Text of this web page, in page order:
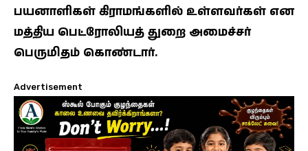
பயனாளிகள் கிராமங்களில் உள்ளவர்கள் என
மத்திய பெட்ரோலியத் துறை அமைச்சர்
பெருமிதம் கொண்டார்.
Advertisement